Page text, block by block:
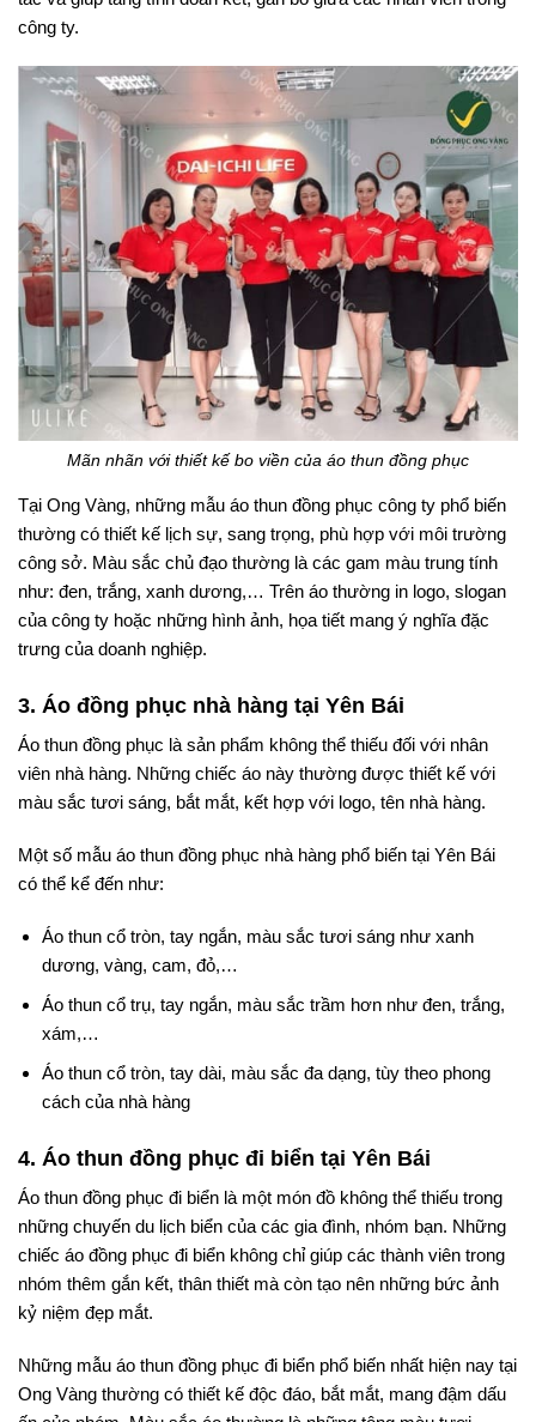
công ty.
Mãn nhãn với thiết kế bo viền của áo thun đồng phục
Tại Ong Vàng, những mẫu áo thun đồng phục công ty phổ biến
thường có thiết kế lịch sự, sang trọng, phù hợp với môi trường
công sở. Màu sắc chủ đạo thường là các gam màu trung tính
như: đen, trắng, xanh dương,… Trên áo thường in logo, slogan
của công ty hoặc những hình ảnh, họa tiết mang ý nghĩa đặc
trưng của doanh nghiệp.
3. Áo đồng phục nhà hàng tại Yên Bái
Áo thun đồng phục là sản phẩm không thể thiếu đối với nhân
viên nhà hàng. Những chiếc áo này thường được thiết kế với
màu sắc tươi sáng, bắt mắt, kết hợp với logo, tên nhà hàng.
Một số mẫu áo thun đồng phục nhà hàng phổ biến tại Yên Bái
có thể kể đến như:
Áo thun cổ tròn, tay ngắn, màu sắc tươi sáng như xanh
dương, vàng, cam, đỏ,…
Áo thun cổ trụ, tay ngắn, màu sắc trầm hơn như đen, trắng,
xám,…
Áo thun cổ tròn, tay dài, màu sắc đa dạng, tùy theo phong
cách của nhà hàng
4. Áo thun đồng phục đi biển tại Yên Bái
Áo thun đồng phục đi biển là một món đồ không thể thiếu trong
những chuyến du lịch biển của các gia đình, nhóm bạn. Những
chiếc áo đồng phục đi biển không chỉ giúp các thành viên trong
nhóm thêm gắn kết, thân thiết mà còn tạo nên những bức ảnh
kỷ niệm đẹp mắt.
Những mẫu áo thun đồng phục đi biển phổ biến nhất hiện nay tại
Ong Vàng thường có thiết kế độc đáo, bắt mắt, mang đậm dấu